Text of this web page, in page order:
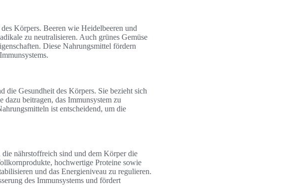
Körpers. Beeren wie Heidelbeeren und
zu neutralisieren. Auch grünes Gemüse
Diese Nahrungsmittel fördern
die Gesundheit des Körpers. Sie bezieht sich
beitragen, das Immunsystem zu
ist entscheidend, um die
nährstoffreich sind und dem Körper die
hochwertige Proteine sowie
und das Energieniveau zu regulieren.
des Immunsystems und fördert